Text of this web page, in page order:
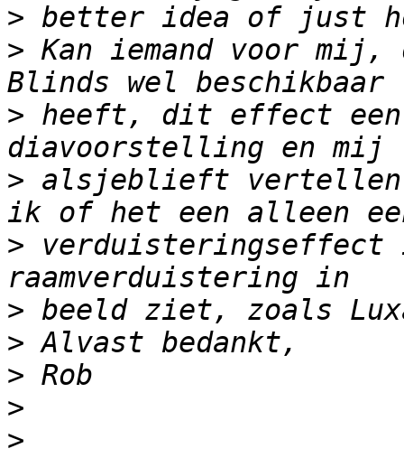
>
> Kan iemand voor
> heeft, dit effect een
> alsjeblieft vertellen
> verduisteringseffect
>
>
>
>
>